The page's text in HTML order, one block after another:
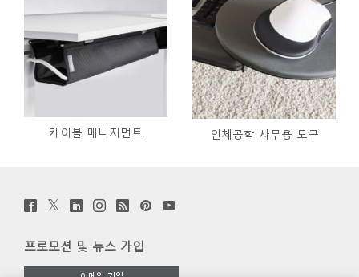
케이블 매니지먼트 인체공학 사무용 도구
Facebook
(opens
Twitter
(opens
LinkedIn
(opens
Instagram
(opens
Humanscale
Blog
window)
PinterstYouTube
프로모션 및 뉴스 가입